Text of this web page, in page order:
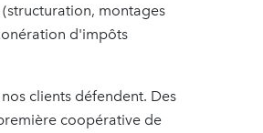
montages
d'impôts
clients défendent. Des
coopérative de